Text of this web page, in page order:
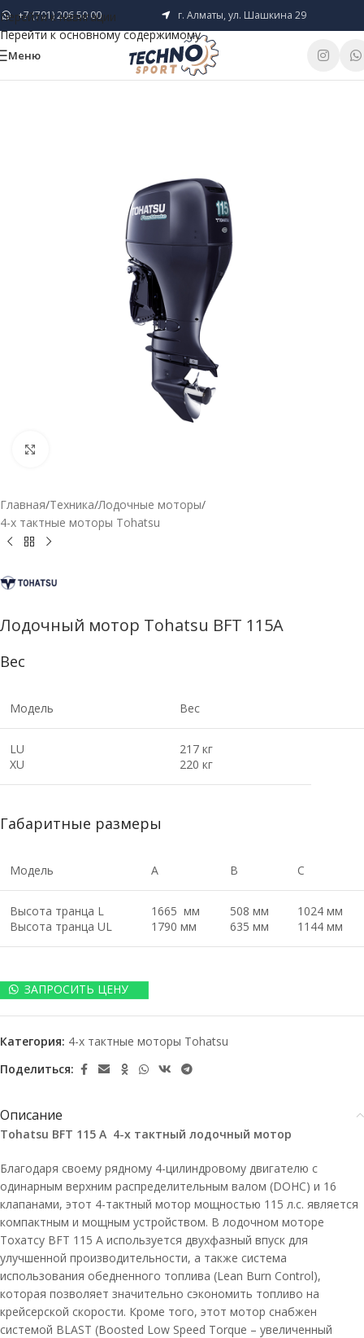
Перейти к навигации
Перейти к основному содержимому
+7 (701) 206 50 00 г. Алматы, ул. Шашкина 29
Меню
Главная/Техника/Лодочные моторы/
4-х тактные моторы Tohatsu
Лодочный мотор Tohatsu BFT 115A
Вес
Модель Вес
LU
XU
217 кг
220 кг
Габаритные размеры
Модель A B C
Высота транца L
Высота транца UL
1665 мм
1790 мм
508 мм
635 мм
1024 мм
1144 мм
ЗАПРОСИТЬ ЦЕНУ
Категория: 4-х тактные моторы Tohatsu
Поделиться:
Описание
Tohatsu BFT 115 А 4-х тактный лодочный мотор
Благодаря своему рядному 4-цилиндровому двигателю с
одинарным верхним распределительным валом (DOHC) и 16
клапанами, этот 4-тактный мотор мощностью 115 л.с. является
компактным и мощным устройством. В лодочном моторе
Тохатсу BFT 115 A используется двухфазный впуск для
улучшенной производительности, а также система
использования обедненного топлива (Lean Burn Control),
которая позволяет значительно сэкономить топливо на
крейсерской скорости. Кроме того, этот мотор снабжен
системой BLAST (Boosted Low Speed Torque – увеличенный